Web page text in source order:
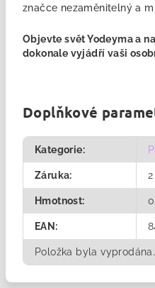
značce nezaměnitelný a
Objevte svět Yodeyma a
dokonale vyjádří vaši
Doplňkové
Kategorie:
Záruka:
Hmotnost:
EAN :
Položka byla